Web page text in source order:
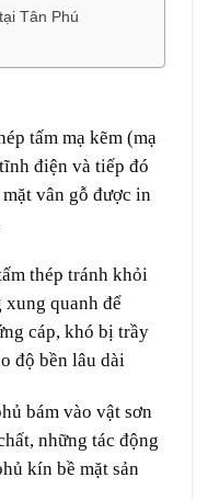
Tân Phú
tấm mạ kẽm (mạ
điện và tiếp đó
vân gỗ được in
thép tránh khỏi
quanh để
cáp, khó bị trầy
độ bền lâu dài
bám vào vật sơn
những tác động
kín bề mặt sản